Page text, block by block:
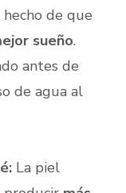
hecho de que
sueño.
antes de
de agua al
La piel